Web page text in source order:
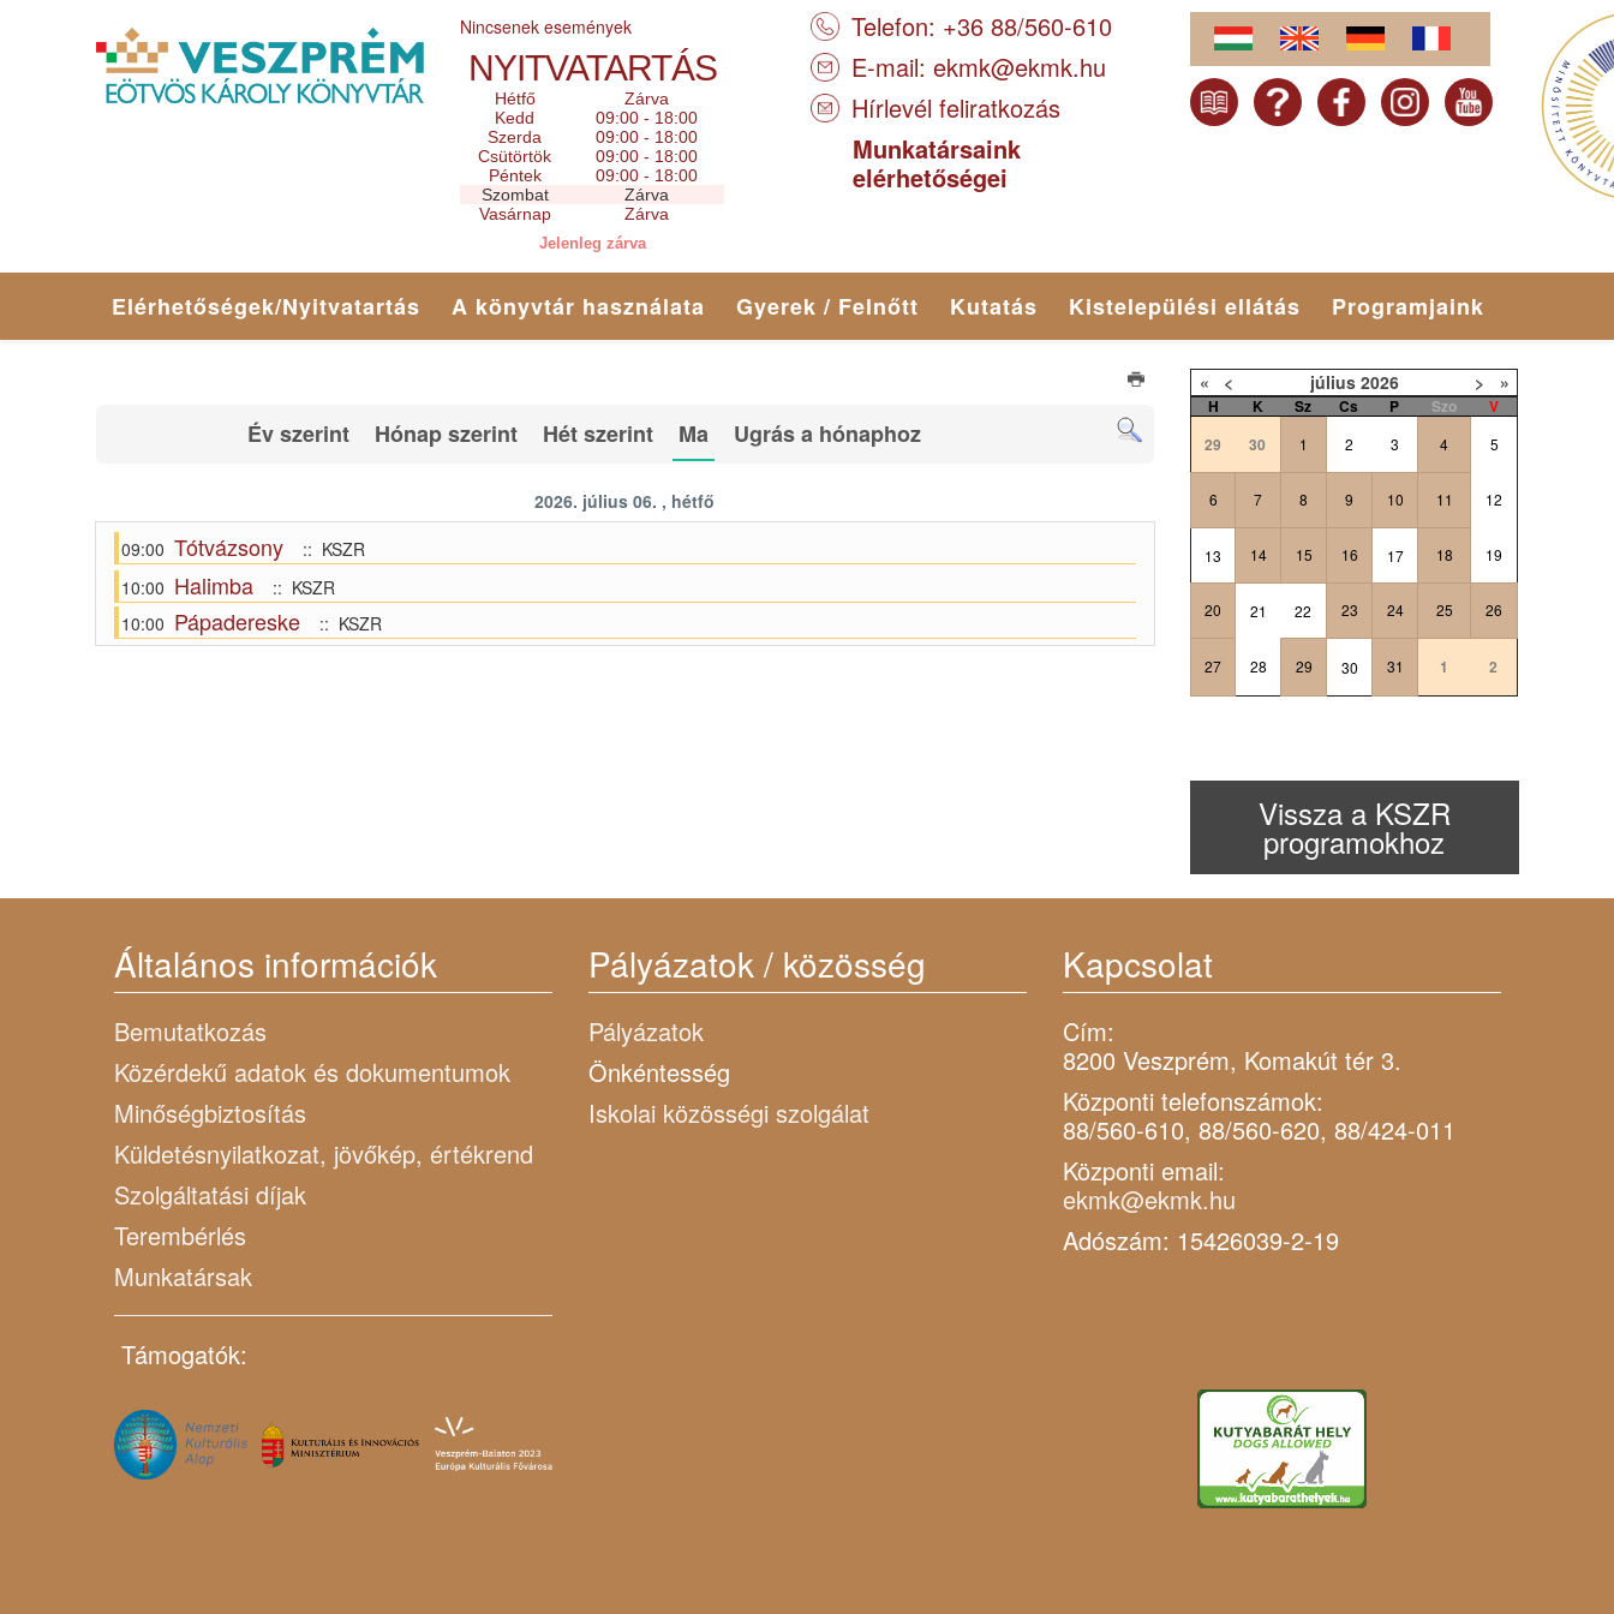
Nincsenek események
NYITVATARTÁS
Hétfő
Zárva
Kedd
09:00 - 18:00
Szerda
09:00 - 18:00
Csütörtök
09:00 - 18:00
Péntek
09:00 - 18:00
Szombat
Zárva
Vasárnap
Zárva
Jelenleg zárva
Telefon: +36 88/560-610
E-mail: ekmk@ekmk.hu
Hírlevél feliratkozás
Munkatársaink
elérhetőségei
Elérhetőségek/Nyitvatartás A könyvtár használata Gyerek / Felnőtt Kutatás Kistelepülési ellátás Programjaink
Év szerint Hónap szerint Hét szerint Ma Ugrás a hónaphoz
2026. július 06. , hétfő
09:00 Tótvázsony
:: KSZR
10:00 Halimba
:: KSZR
10:00 Pápadereske :: KSZR
« < július 2026 > »
H K Sz Cs P Szo
V
29
30 1 2 3 4 5
6 7 8 9 10 11 12
13 14 15 16 17 18 19
20 21 22 23 24 25 26
27 28 29 30 31 1 2
Vissza a KSZR
programokhoz
Általános információk
Bemutatkozás
Közérdekű adatok és dokumentumok
Minőségbiztosítás
Küldetésnyilatkozat, jövőkép, értékrend
Szolgáltatási díjak
Terembérlés
Munkatársak
Támogatók:
Pályázatok / közösség
Pályázatok
Önkéntesség
Iskolai közösségi szolgálat
Kapcsolat
Cím:
8200 Veszprém, Komakút tér 3.
Központi telefonszámok:
88/560-610, 88/560-620, 88/424-011
Központi email:
ekmk@ekmk.hu
Adószám: 15426039-2-19